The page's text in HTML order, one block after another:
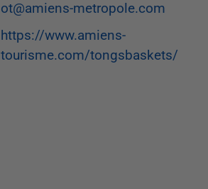
ot@amiens-metropole.com
https://www.amiens-
tourisme.com/tongsbaskets/